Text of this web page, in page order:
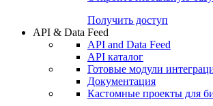
Попробуйте7-дневный
Откройте глобальную
Получить доступ
API & Data Feed
API and Data Feed
API каталог